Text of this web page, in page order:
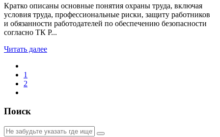
Кратко описаны основные понятия охраны труда, включая
условия труда, профессиональные риски, защиту работников
и обязанности работодателей по обеспечению безопасности
согласно ТК Р...
Читать далее
1
2
Поиск